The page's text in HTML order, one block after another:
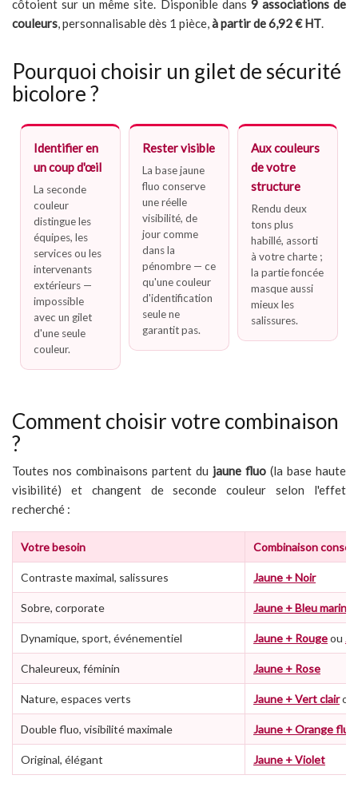
côtoient sur un même site. Disponible dans 9 associations de
couleurs, personnalisable dès 1 pièce,à partir de 6,92 € HT.
Pourquoi choisir un gilet de sécurité
bicolore ?
Identifier en
un coup d'œil
La seconde
couleur
distingue les
équipes, les
services ou les
intervenants
extérieurs —
impossible
avec un gilet
d'une seule
couleur.
Rester visible
La base jaune
fluo conserve
une réelle
visibilité, de
jour comme
dans la
pénombre — ce
qu'une couleur
d'identification
seule ne
garantit pas.
Aux couleurs
de votre
structure
Rendu deux
tons plus
habillé, assorti
à votre charte ;
la partie foncée
masque aussi
mieux les
salissures.
Comment choisir votre combinaison
?
Toutes nos combinaisons partent du jaune fluo (la base haute
visibilité) et changent de seconde couleur selon l'effet
recherché :
Votre besoin Combinaison
Contraste maximal, salissures Jaune + Noir
Sobre, corporate Jaune + Bleu marine
Dynamique, sport, événementiel Jaune + Rougeou
Chaleureux, féminin Jaune + Rose
Nature, espaces verts Jaune + Vert clairou
Double fluo, visibilité maximale Jaune + Orange fluo
Original, élégant Jaune + Violet